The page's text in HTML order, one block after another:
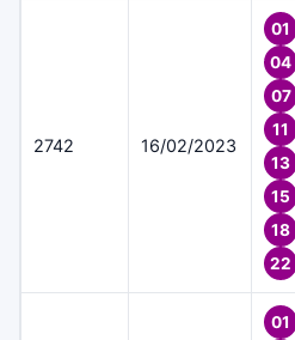
2742 16/02/2023
01
04
07
11
13
15
18
22
01